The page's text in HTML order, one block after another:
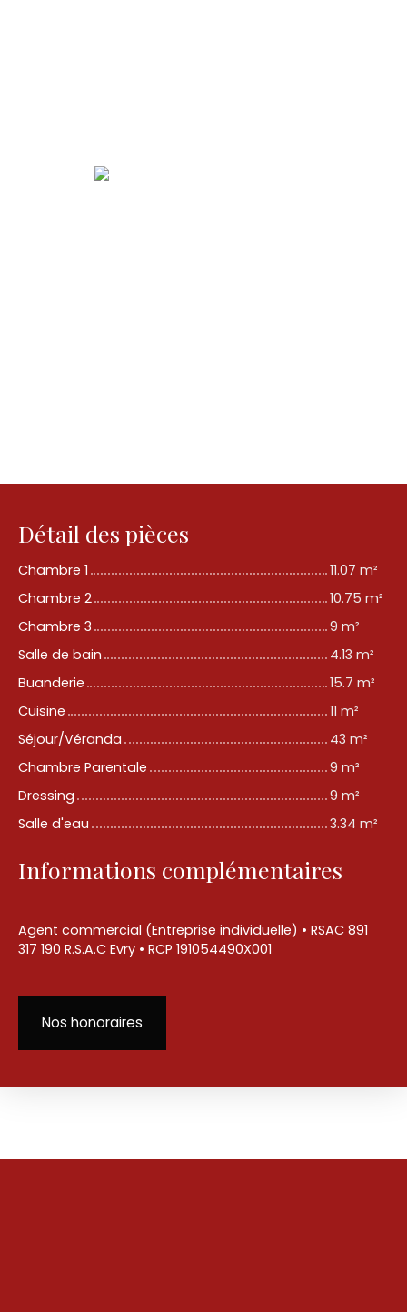
Détail des pièces
Chambre 1
11.07 m²
Chambre 2
10.75 m²
Chambre 3
9 m²
Salle de bain
4.13 m²
Buanderie
15.7 m²
Cuisine
11 m²
Séjour/Véranda
43 m²
Chambre Parentale
9 m²
Dressing
9 m²
Salle d'eau
3.34 m²
Informations complémentaires
Agent commercial (Entreprise individuelle) • RSAC 891
317 190 R.S.A.C Evry • RCP 191054490X001
Nos honoraires